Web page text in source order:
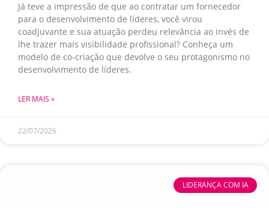
Já teve a impressão de que ao contratar um fornecedor
para o desenvolvimento de líderes, você virou
coadjuvante e sua atuação perdeu relevância ao invés de
lhe trazer mais visibilidade profissional? Conheça um
modelo de co-criação que devolve o seu protagonismo no
desenvolvimento de líderes.
LER MAIS »
22/07/2026
LIDERANÇA COM IA